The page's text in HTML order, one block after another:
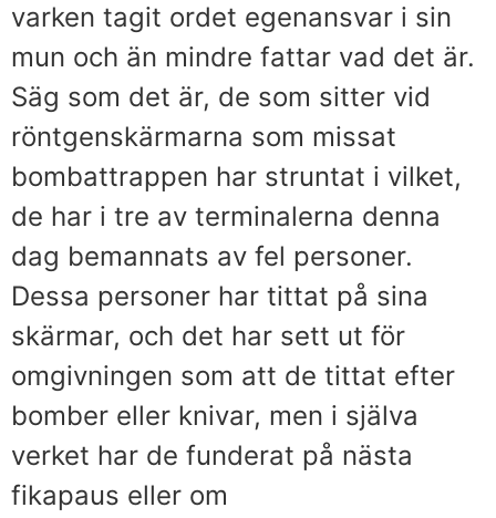
varken tagit ordet egenansvar i sin
mun och än mindre fattar vad det är.
Säg som det är, de som sitter vid
röntgenskärmarna som missat
bombattrappen har struntat i vilket,
de har i tre av terminalerna denna
dag bemannats av fel personer.
Dessa personer har tittat på sina
skärmar, och det har sett ut för
omgivningen som att de tittat efter
bomber eller knivar, men i själva
verket har de funderat på nästa
fikapaus eller om